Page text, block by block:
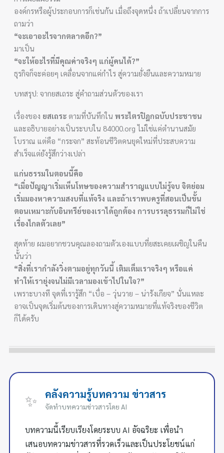
องค์กรหรือผู้ประกอบการก็เช่นกัน เมื่อถึงจุดหนึ่ง ถ้าเปลี่ยนจากการ
ถามว่า
“จะเอาอะไรจากตลาดอีก?”
มาเป็น
“จะให้อะไรที่มีคุณค่าจริงๆ แก่ผู้คนได้?”
ธุรกิจก็จะค่อยๆ เคลื่อนจากแค่กำไร สู่ความยั่งยืนและความหมาย
บทสรุป: จากยสเถระ สู่คำถามส่วนตัวของเรา
เรื่องของ ยสเถระ ตามที่บันทึกในพระไตรปิฎกฉบับประชาชน
และอธิบายอย่างเป็นระบบใน 84000.org ไม่ใช่แค่ตำนานสมัย
โบราณ แต่คือ “กระจก” สะท้อนชีวิตคนยุคใหม่ที่ประสบความ
สำเร็จแต่ยังรู้สึกว่างเปล่า
แก่นธรรมในตอนนี้คือ
“เมื่อปัญญาเริ่มเห็นโทษของความสำราญแบบไม่รู้จบ จิตย่อม
เริ่มมองหาความสงบที่แท้จริง และถ้าเราพบครูที่สอนเป็นขั้น
ตอนเหมาะกับอินทรีย์ของเราได้ถูกต้อง การบรรลุธรรมก็ไม่ใช่
เรื่องไกลตัวเลย”
สุดท้าย ผมอยากชวนคุณลองถามตัวเองแบบที่ยสะเคยเผชิญในคืน
นั้นว่า
“สิ่งที่เรากำลังวิ่งตามอยู่ทุกวันนี้ เติมเต็มเราจริงๆ หรือแค่
ทำให้เรายุ่งจนไม่มีเวลามองเข้าไปในใจ?”
เพราะบางที จุดที่เรารู้สึก “เบื่อ – วุ่นวาย – น่ารังเกียจ” นั่นแหละ
อาจเป็นจุดเริ่มต้นของการเดินทางสู่ความหมายที่แท้จริงของชีวิต
ก็ได้ครับ
✨ คลังความรู้บทความ ข่าวสาร
จัดทำบทความข่าวสารโดย AI
บทความนี้เรียบเรียงโดยระบบ AI อัจฉริยะ เพื่อนำ
เสนอบทความข่าวสารที่รวดเร็วและเป็นประโยชน์แก่